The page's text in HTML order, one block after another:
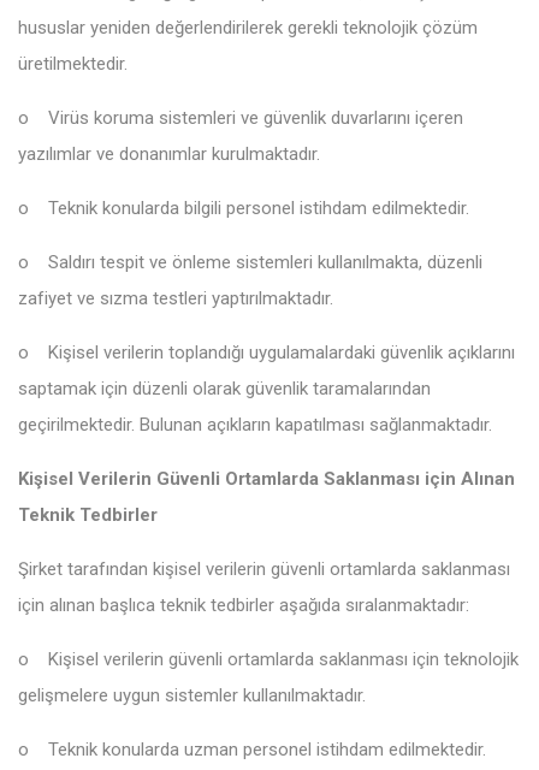
hususlar yeniden değerlendirilerek gerekli teknolojik çözüm
üretilmektedir.
o
Virüs koruma sistemleri ve güvenlik duvarlarını içeren
yazılımlar ve donanımlar kurulmaktadır.
o Teknik konularda bilgili personel istihdam edilmektedir.
o
Saldırı tespit ve önleme sistemleri kullanılmakta, düzenli
zafiyet ve sızma testleri yaptırılmaktadır.
o
Kişisel verilerin toplandığı uygulamalardaki güvenlik açıklarını
saptamak için düzenli olarak güvenlik taramalarından
geçirilmektedir. Bulunan açıkların kapatılması sağlanmaktadır.
Kişisel Verilerin Güvenli Ortamlarda Saklanması için Alınan
Teknik Tedbirler
Şirket tarafından kişisel verilerin güvenli ortamlarda saklanması
için alınan başlıca teknik tedbirler aşağıda sıralanmaktadır:
o
Kişisel verilerin güvenli ortamlarda saklanması için teknolojik
gelişmelere uygun sistemler kullanılmaktadır.
o Teknik konularda uzman personel istihdam edilmektedir.